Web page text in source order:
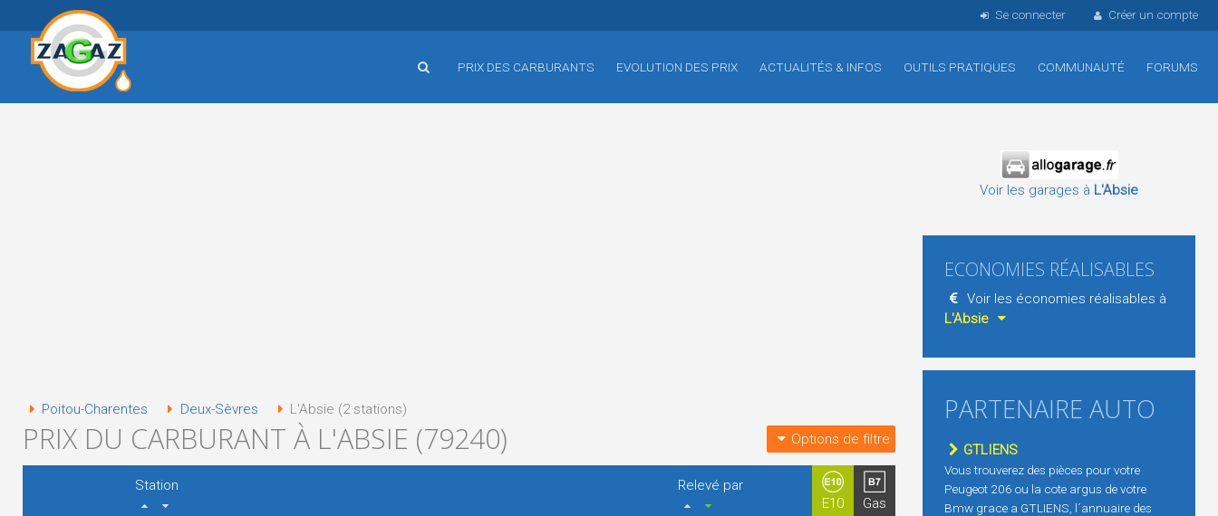
Se connecter Créer un compte
PRIX DES CARBURANTS EVOLUTION DES PRIX ACTUALITÉS & INFOS OUTILS PRATIQUES COMMUNAUTÉ FORUMS
Poitou-Charentes Deux-Sèvres L'Absie (2 stations)
PRIX DU CARBURANT À L'ABSIE (79240) Options de filtre
Station
Relevé par
E10
Gas
Voir les garages à L'Absie
ECONOMIES RÉALISABLES
Voir les économies réalisables à
L'Absie
PARTENAIRE AUTO
GTLIENS
Vous trouverez des pièces pour votre
Peugeot 206 ou la cote argus de votre
Bmw grace a GTLIENS, l´annuaire des